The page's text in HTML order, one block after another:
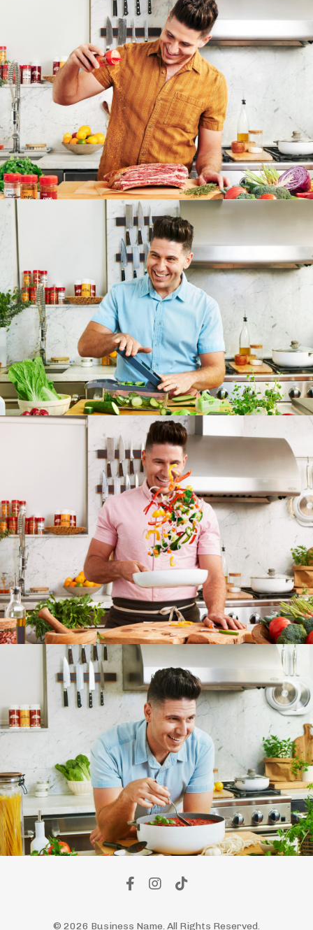
© 2026 Business Name. All Rights Reserved.